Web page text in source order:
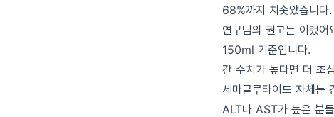
68%까지 치솟았습니다.
연구팀의 권고는 이랬
150ml 기준입니다.
간 수치가 높다면 더 조
세마글루타이드 자체는
ALT나 AST가 높은 분